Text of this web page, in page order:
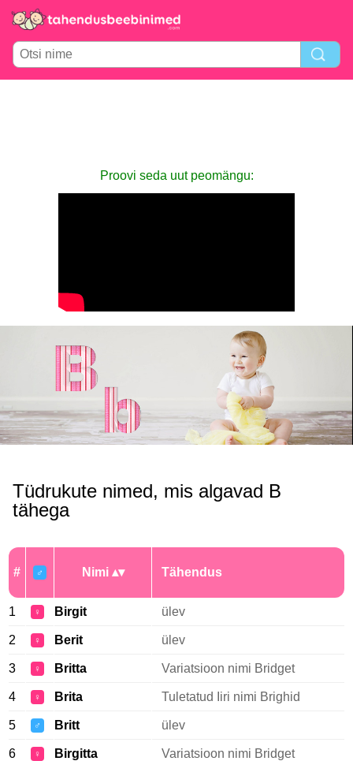
Proovi seda uut peomängu:
Tüdrukute nimed, mis algavad B
tähega
# ♂ Nimi Tähendus
1 ♀ Birgit ülev
2 ♀ Berit ülev
3 ♀ Britta Variatsioon nimi Bridget
4 ♀ Brita Tuletatud Iiri nimi Brighid
5 ♂ Britt ülev
6 ♀ Birgitta Variatsioon nimi Bridget